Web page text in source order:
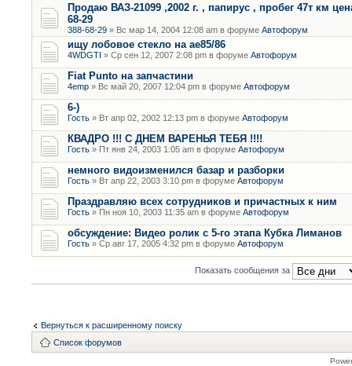
Продаю ВАЗ-21099 ,2002 г. , папирус , пробег 47т км
68-29
388-68-29 » Вс мар 14, 2004 12:08 am в форуме Автофорум
ищу лобовое стекло на ае85/86
4WDGTI » Ср сен 12, 2007 2:08 pm в форуме Автофорум
Fiat Punto на запчастини
4emp » Вс май 20, 2007 12:04 pm в форуме Автофорум
6-)
Гость » Вт апр 02, 2002 12:13 pm в форуме Автофорум
КВАДРО !!! С ДНЕМ ВАРЕНЬЯ ТЕБЯ !!!!
Гость » Пт янв 24, 2003 1:05 am в форуме Автофорум
немного видоизменился базар и разборки
Гость » Вт апр 22, 2003 3:10 pm в форуме Автофорум
Праздравляю всех сотрудников и причастных к ним
Гость » Пн ноя 10, 2003 11:35 am в форуме Автофорум
обсуждение: Видео ролик с 5-го этапа Кубка Лиманов
Гость » Ср авг 17, 2005 4:32 pm в форуме Автофорум
Показать сообщения за
Вернуться к расширенному поиску
Список форумов